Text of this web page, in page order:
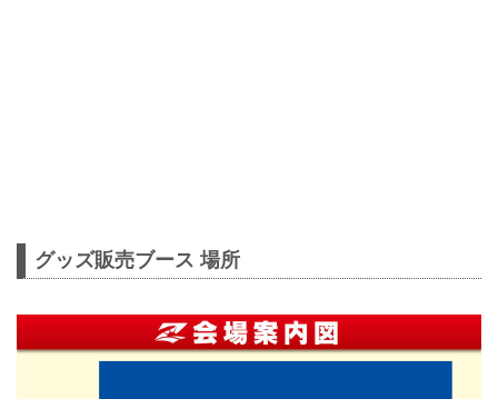
グッズ販売ブース 場所